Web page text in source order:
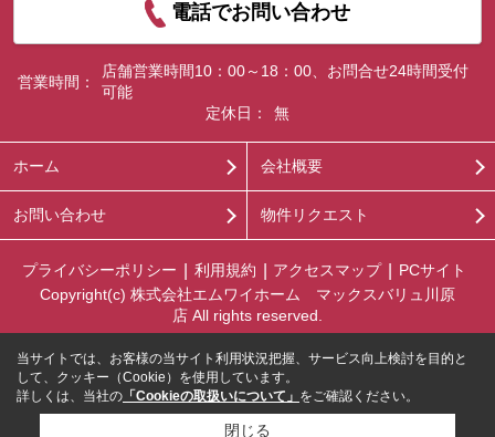
電話でお問い合わせ
営業時間：
店舗営業時間10：00～18：00、お問合せ24時間受付
可能
定休日：
無
ホーム 会社概要
お問い合わせ 物件リクエスト
プライバシーポリシー 利用規約 アクセスマップ
PCサイト
Copyright(c) 株式会社エムワイホーム マックスバリュ川原
店 All rights reserved.
当サイトでは、お客様の当サイト利用状況把握、サービス向上検討を目的と
して、クッキー（Cookie）を使用しています。
詳しくは、当社の 「Cookieの取扱いについて」 をご確認ください。
閉じる